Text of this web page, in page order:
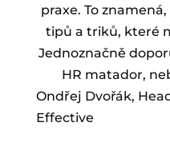
praxe. To
tipů a triků, které
Jednoznačně
HR matador,
Ondřej Dvořák,
Effective